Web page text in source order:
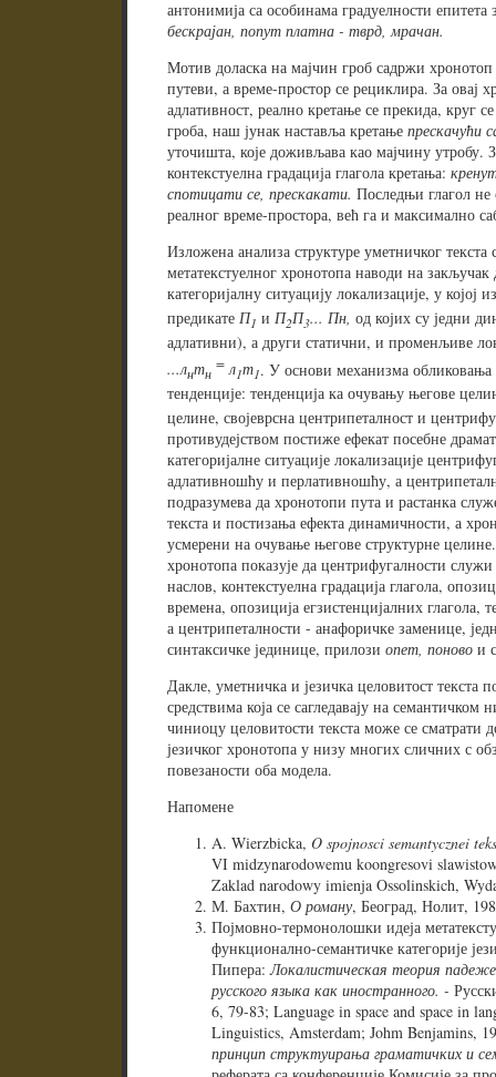
антонимија са особинама градуелности
бескрајан, попут платна - тврд, мрачан.
Мотив доласка на мајчин гроб садржи хронотоп
путеви, а време-простор се рециклира. За овај
адлативност, реално кретање се прекида, круг
гроба, наш јунак наставља кретање прескачући
уточишта, које доживљава као мајчину утробу.
контекстуелна градација глагола кретања:
спотицати се, прескакати. Последњи глагол не
реалног време-простора, већ га и максимално
Изложена анализа структуре уметничког текста
метатекстуелног хронотопа наводи на
категоријалну ситуацију локализације, у којој
предикате П1 и П2П3... Пн, од којих су једни
адлативни), а други статични, и променљиве
...лнтн
=л1т1. У основи механизма обликовања
тенденције: тенденција ка очувању његове
целине, својеврсна центрипеталност и
противудејством постиже ефекат посебне
категоријалне ситуације локализације
адлативношћу и перлативношћу, а
подразумева да хронотопи пута и растанка
текста и постизања ефекта динамичности, а
усмерени на очување његове структурне
хронотопа показује да центрифугалности
наслов, контекстуелна градација глагола,
времена, опозиција егзистенцијалних
а центрипеталности - анафоричке заменице,
синтаксичке јединице, прилози опет, поново и
Дакле, уметничка и језичка целовитост
средствима која се сагледавају на семантичком
чиниоцу целовитости текста може се сматрати
језичког хронотопа у низу многих сличних с
повезаности оба модела.
Напомене
A. Wierzbicka, O spojnosci semantycznei
VI midzynarodowemu koongresovi
Zaklad narodowy imienja Ossolinskich,
М. Бахтин, О роману, Београд, Нолит,
Појмовно-термонолошки идеја
функционално-семантичке категорије
Пипера:Локалистическая теория
русского языка как иностранного. -
6, 79-83; Language in space and space in
Linguistics, Amsterdam; Johm Benjamins,
принцип структуирања граматичких и